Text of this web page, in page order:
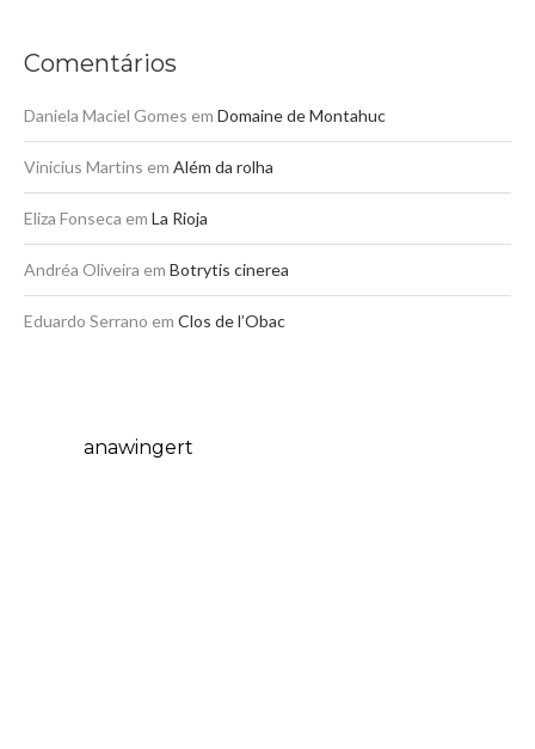
Comentários
Daniela Maciel Gomes em Domaine de Montahuc
Vinicius Martins em Além da rolha
Eliza Fonseca em La Rioja
Andréa Oliveira em Botrytis cinerea
Eduardo Serrano em Clos de l’Obac
anawingert